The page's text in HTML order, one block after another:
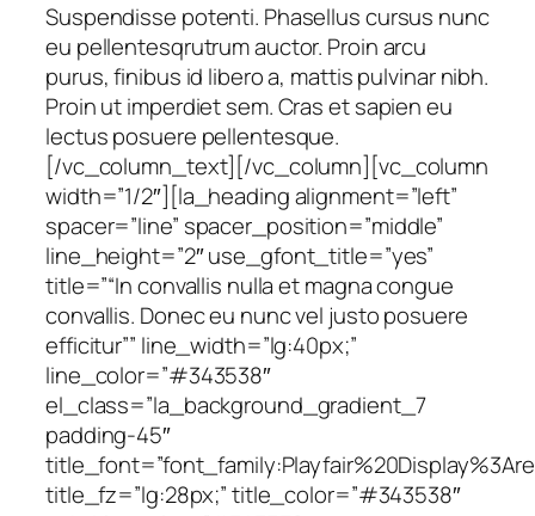
Suspendisse potenti. Phasellus cursus nunc
eu pellentesqrutrum auctor. Proin arcu
purus, finibus id libero a, mattis pulvinar nibh.
Proin ut imperdiet sem. Cras et sapien eu
lectus posuere pellentesque.
[/vc_column_text][/vc_column][vc_column
width=”1/2″][la_heading alignment=”left”
spacer=”line” spacer_position=”middle”
line_height=”2″ use_gfont_title=”yes”
title=”“In convallis nulla et magna congue
convallis. Donec eu nunc vel justo posuere
efficitur”” line_width=”lg:40px;”
line_color=”#343538″
el_class=”la_background_gradient_7
padding-45″
title_fz=”lg:28px;” title_color=”#343538″